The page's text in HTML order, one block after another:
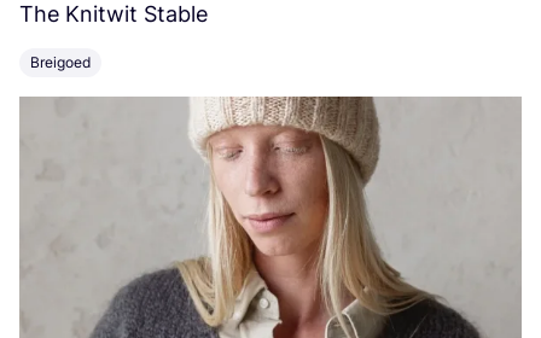
The Knitwit Stable
Breigoed